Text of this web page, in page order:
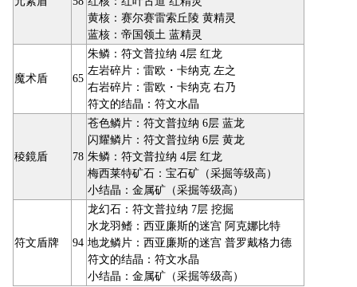
黄核：赛尔赛雷索丘陵 黄精灵
蓝核：帝国领土 蓝精灵
魔术盾 65
朱鳞：符文普拉纳 4层 红龙
左岩碎片：雷欧・卡纳克 左之
右岩碎片：雷欧・卡纳克 右乃
符文的结晶：符文水晶
稜鏡盾 78
苍色鳞片：符文普拉纳 6层 蓝龙
闪耀鳞片：符文普拉纳 6层 黄龙
朱鳞：符文普拉纳 4层 红龙
梅西莱特矿石：宝石矿（采掘等级高）
小结晶：金属矿（采掘等级高）
符文盾牌 94
龙幻石：符文普拉纳 7层 挖掘
水龙羽鳍：西亚廉斯的迷宫 阿克娜比特
地龙鳞片：西亚廉斯的迷宫 普罗戴格力德
符文的结晶：符文水晶
小结晶：金属矿（采掘等级高）